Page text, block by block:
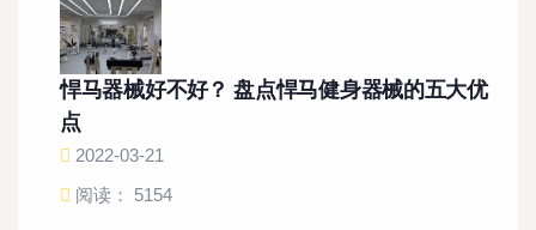
悍马器械好不好？ 盘点悍马健身器械的五大优
点
2022-03-21
阅读： 5154